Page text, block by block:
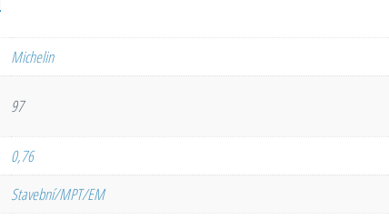
Michelin
97
0,76
Stavební/MPT/EM